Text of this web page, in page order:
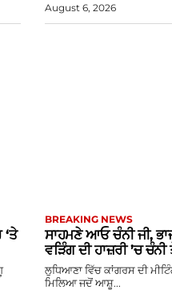
August 6, 2026
BREAKING NEWS
ਸਾਹਮਣੇ ਆਓ ਚੰਨੀ ਜੀ,
ਵੜਿੰਗ ਦੀ ਹਾਜ਼ਰੀ ’ਚ
ਲੁਧਿਆਣਾ ਵਿੱਚ ਕਾਂਗਰਸ ਦੀ
ਮਿਲਿਆ ਜਦੋਂ ਆਸ਼ੂ...